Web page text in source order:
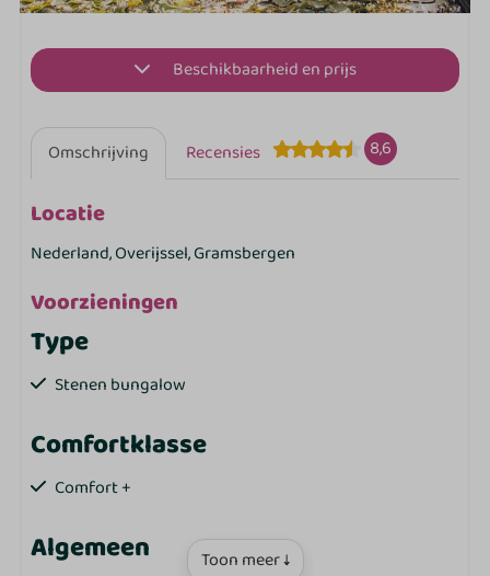
Beschikbaarheid en prijs
Omschrijving Recensies 8,6
Locatie
Nederland, Overijssel, Gramsbergen
Voorzieningen
Type
Stenen bungalow
Comfortklasse
Comfort +
Algemeen Toon meer ↓